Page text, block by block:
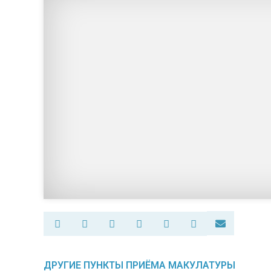
ДРУГИЕ ПУНКТЫ ПРИЁМА МАКУЛАТУРЫ